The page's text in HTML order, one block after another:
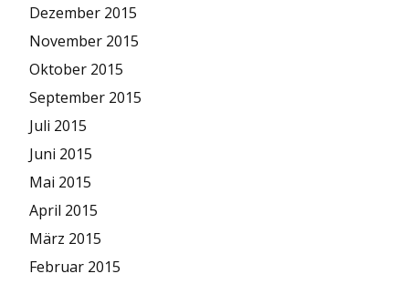
Dezember 2015
November 2015
Oktober 2015
September 2015
Juli 2015
Juni 2015
Mai 2015
April 2015
März 2015
Februar 2015